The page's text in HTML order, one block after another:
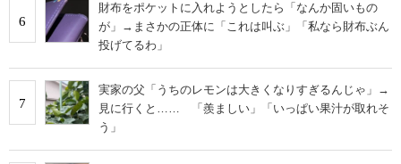
6
財布をポケットに入れようとしたら「なんか固いもの
が」→まさかの正体に「これは叫ぶ」「私なら財布ぶん
投げてるわ」
7
実家の父「うちのレモンは大きくなりすぎるんじゃ」→
見に行くと…… 「羨ましい」「いっぱい果汁が取れそ
う」